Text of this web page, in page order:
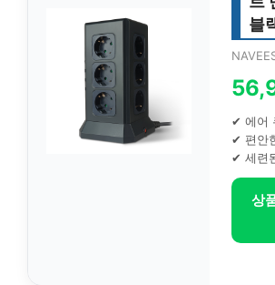
블
✔ 에어
✔ 편안
✔ 세련
상